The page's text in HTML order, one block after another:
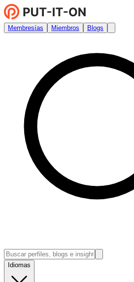
Membresías Miembros Blogs
Idiomas